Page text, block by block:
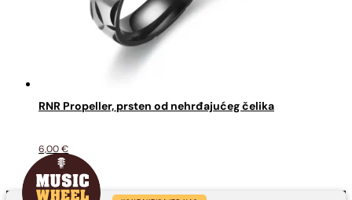
RNR Propeller, prsten od nehrđajućeg čelika
6,00€